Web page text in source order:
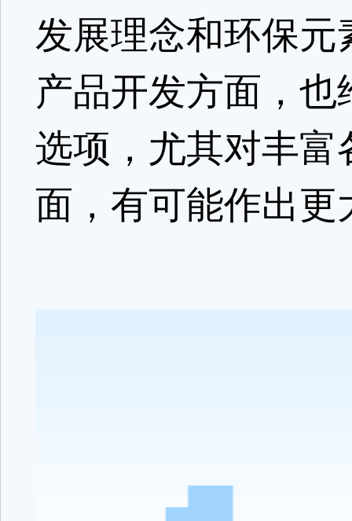
发展理念和环保
产品开发方面，
选项，尤其对丰
面，有可能作出更